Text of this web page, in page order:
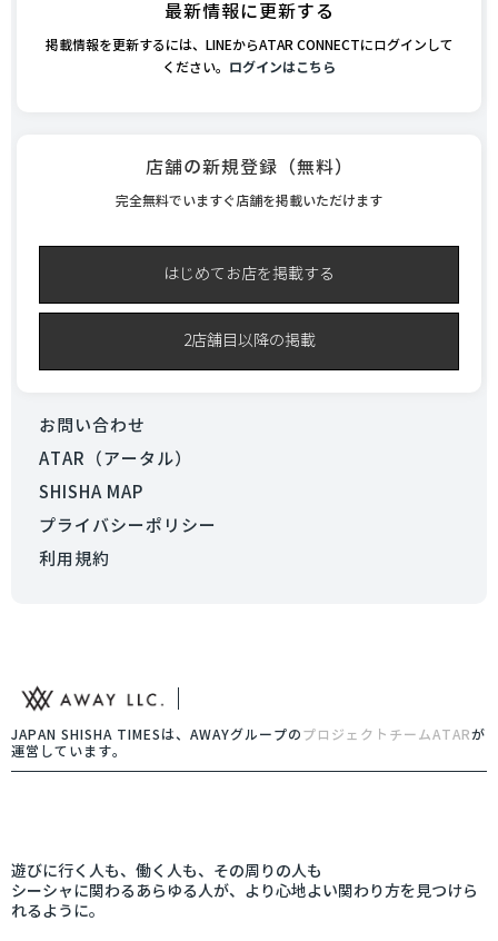
最新情報に更新する
掲載情報を更新するには、LINEからATAR CONNECTにログインして
ください。 ログインはこちら
店舗の新規登録（無料）
完全無料でいますぐ店舗を掲載いただけます
はじめてお店を掲載する
2店舗目以降の掲載
お問い合わせ
ATAR（アータル）
SHISHA MAP
プライバシーポリシー
利用規約
JAPAN SHISHA TIMESは、AWAYグループの プロジェクトチームATARが
運営しています。
遊びに行く人も、働く人も、その周りの人も
シーシャに関わるあらゆる人が、より心地よい関わり方を見つけら
れるように。